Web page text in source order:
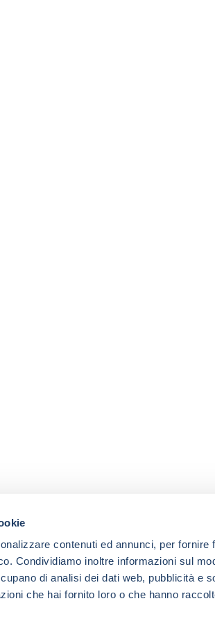
contenuti ed annunci, per fornire
Condividiamo inoltre informazioni sul
di analisi dei dati web, pubblicità e
che hai fornito loro o che hanno